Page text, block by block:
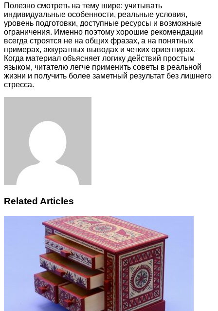
Полезно смотреть на тему шире: учитывать
индивидуальные особенности, реальные условия,
уровень подготовки, доступные ресурсы и возможные
ограничения. Именно поэтому хорошие рекомендации
всегда строятся не на общих фразах, а на понятных
примерах, аккуратных выводах и четких ориентирах.
Когда материал объясняет логику действий простым
языком, читателю легче применить советы в реальной
жизни и получить более заметный результат без лишнего
стресса.
Related Articles